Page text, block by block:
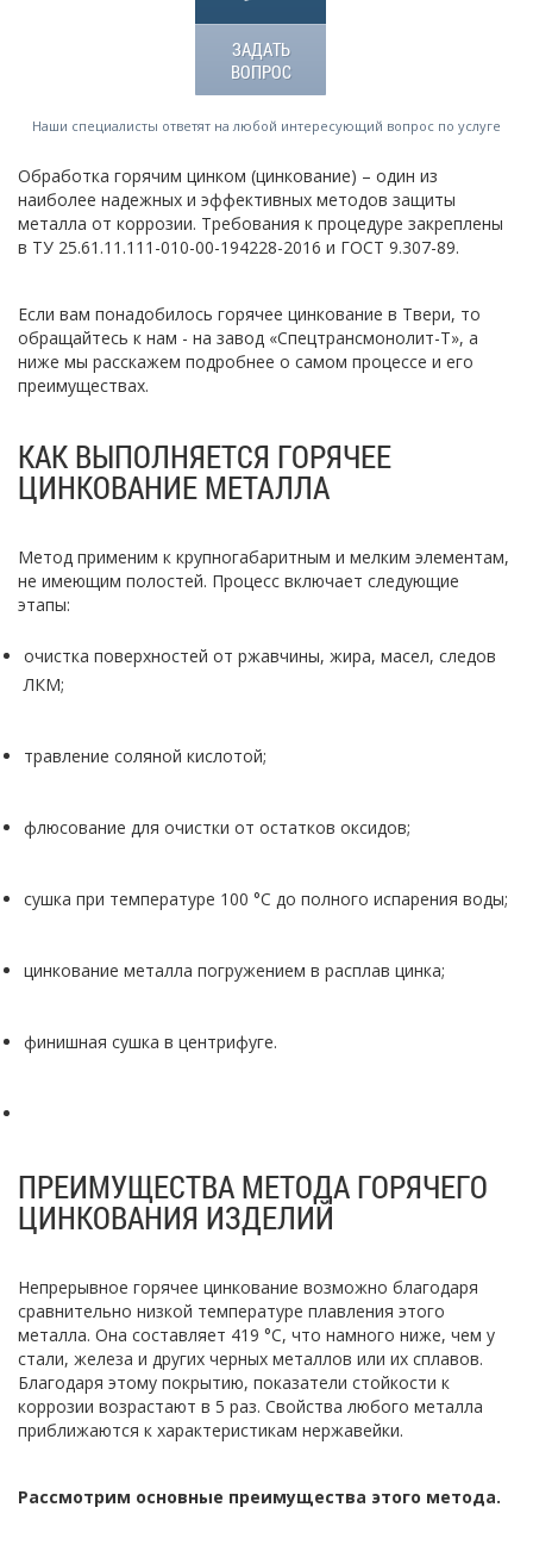
ЗАДАТЬ
ВОПРОС
Наши специалисты ответят на любой интересующий вопрос по услуге
Обработка горячим цинком (цинкование) – один из
наиболее надежных и эффективных методов защиты
металла от коррозии. Требования к процедуре закреплены
в ТУ 25.61.11.111-010-00-194228-2016 и ГОСТ 9.307-89.
Если вам понадобилось горячее цинкование в Твери, то
обращайтесь к нам - на завод «Спецтрансмонолит-Т», а
ниже мы расскажем подробнее о самом процессе и его
преимуществах.
КАК ВЫПОЛНЯЕТСЯ ГОРЯЧЕЕ
ЦИНКОВАНИЕ МЕТАЛЛА
Метод применим к крупногабаритным и мелким элементам,
не имеющим полостей. Процесс включает следующие
этапы:
очистка поверхностей от ржавчины, жира, масел, следов
ЛКМ;
травление соляной кислотой;
флюсование для очистки от остатков оксидов;
сушка при температуре 100 °C до полного испарения воды;
цинкование металла погружением в расплав цинка;
финишная сушка в центрифуге.
ПРЕИМУЩЕСТВА МЕТОДА ГОРЯЧЕГО
ЦИНКОВАНИЯ ИЗДЕЛИЙ
Непрерывное горячее цинкование возможно благодаря
сравнительно низкой температуре плавления этого
металла. Она составляет 419 °C, что намного ниже, чем у
стали, железа и других черных металлов или их сплавов.
Благодаря этому покрытию, показатели стойкости к
коррозии возрастают в 5 раз. Свойства любого металла
приближаются к характеристикам нержавейки.
Рассмотрим основные преимущества этого метода.